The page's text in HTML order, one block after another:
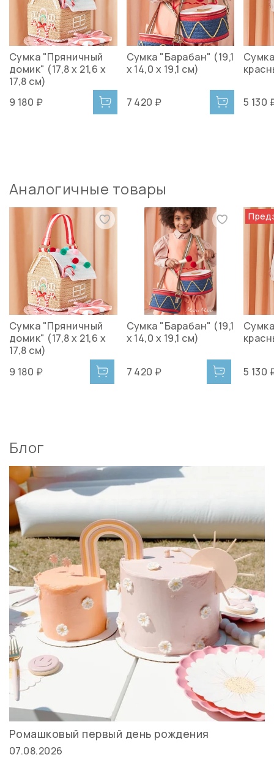
Сумка "Пряничный
домик" (17,8 x 21,6 x
17,8 см)
9 180 ₽
Сумка "Барабан" (19,1
x 14,0 x 19,1 см)
7 420 ₽ 5 130
Аналогичные товары
Сумка "Пряничный
домик" (17,8 x 21,6 x
17,8 см)
9 180 ₽
Сумка "Барабан" (19,1
x 14,0 x 19,1 см)
7 420 ₽ 5 130
Блог
Ромашковый первый день рождения
07.08.2026